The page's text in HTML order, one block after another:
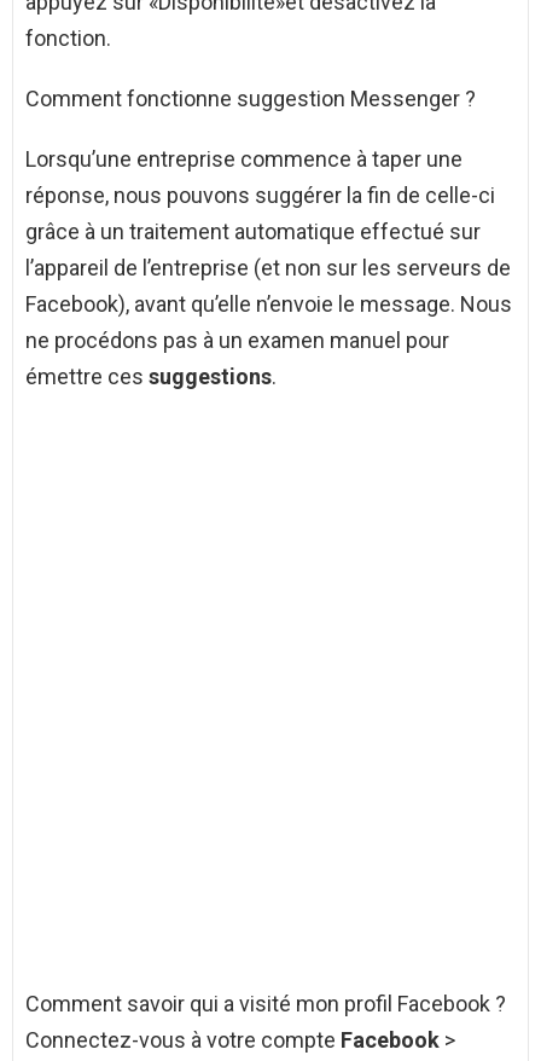
fonction.
Comment fonctionne suggestion Messenger ?
Lorsqu’une entreprise commence à taper une
réponse, nous pouvons suggérer la fin de celle-ci
grâce à un traitement automatique effectué sur
l’appareil de l’entreprise (et non sur les serveurs de
Facebook), avant qu’elle n’envoie le message. Nous
ne procédons pas à un examen manuel pour
émettre ces suggestions.
Comment savoir qui a visité mon profil Facebook ?
Connectez-vous à votre compte Facebook >